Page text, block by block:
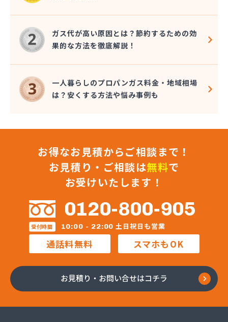
ガス代が高い原因とは？節約するための効
果的な方法を徹底解説！
一人暮らしのプロパンガス料金・地域相場
は？安くする方法や悩み事例も
お得なお見積からご相談まで！
お見積り・ご相談は無料で
お受けいたします！
0120-800-905
受付時間 10:00 - 22:00 土日祝日も営業
通話料無料 スマホもOK
お見積り・お問い合せはコチラ